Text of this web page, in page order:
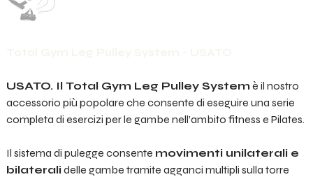
USATO. Il Total Gym Leg Pulley Systemè il nostro
accessorio più popolare che consente di eseguire una serie
completa di esercizi per le gambe nell’ambito fitness e Pilates.
Il sistema di pulegge consente movimenti unilaterali e
bilateralidelle gambe tramite agganci multipli sulla torre